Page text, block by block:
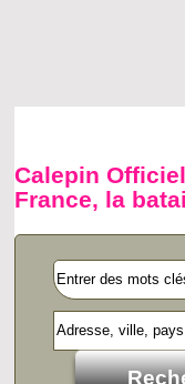
Calepin
France, la